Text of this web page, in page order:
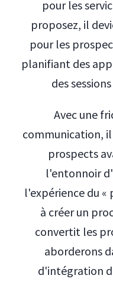
pour les
proposez, il
pour les
planifiant des
des
Avec une
communication,
prospects
l'entonnoir
l'expérience du
à créer un
convertit les
aborderons
d'intégration